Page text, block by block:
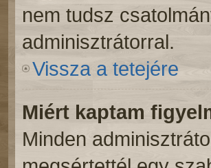
nem tudsz
adminisztrátorral.
Vissza a tetejére
Miért kaptam
Minden